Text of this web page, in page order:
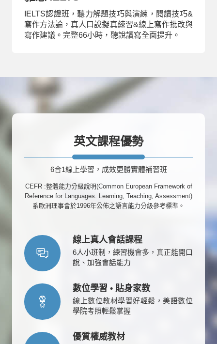
IELTS認證班，聽力解題技巧與演練，閱讀技巧&
寫作方法論，真人口說擬真練習&線上寫作批改與
寫作建議。完整66小時，聽說讀寫全面提升。
英文課程優勢
6合1線上學習，成效更勝實體補習班
CEFR :整體能力分級說明(Common European Framework of
Reference for Languages: Learning, Teaching, Assessment)
系歐洲理事會於1996年公佈之語言能力分級參考標準。
線上真人會話課程
6人小班制，練習機會多，真正能開口
說、加強會話能力
數位學習 • 貼身家教
線上數位教材學習好輕鬆，美語數位
學院考照輕鬆掌握
優質權威教材